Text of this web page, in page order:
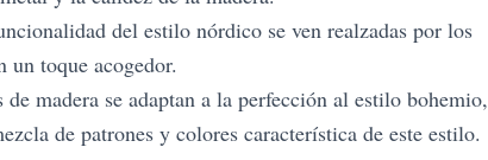
del estilo nórdico se ven realzadas por los
un toque acogedor.
madera se adaptan a la perfección al estilo bohemio,
de patrones y colores característica de este estilo.